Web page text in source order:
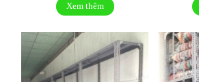
Xem thêm